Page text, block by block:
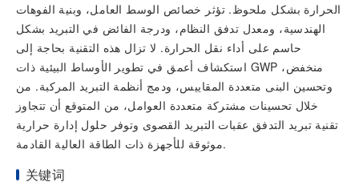
الحرارة بشكل ملحوظ. تؤثر خصائص الوسط العامل، وبنية الفوهات
الهندسية، ومعدل تدفق النظام، ودرجة الفائض في التبريد بشكل
حاسم على أداء نقل الحرارة. لا تزال هذه التقنية بحاجة إلى
استكشاف أعمق في تطوير الأوساط البيئية ذات GWP منخفض،
وتحسين البنى متعددة المقاييس، ودمج أنظمة التبريد المركبة. من
خلال تحسينات مشتركة متعددة العوامل، من المتوقع أن تتجاوز
تقنية تبريد التدفق عقبات التبريد القصوى وتوفر حلول إدارة حرارية
موثوقة للأجهزة ذات الطاقة العالية القادمة.
关键词